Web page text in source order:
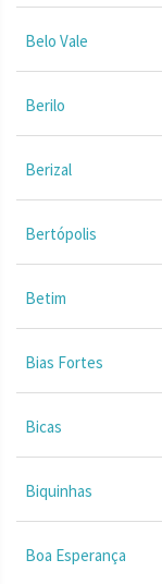
Belo Vale
Berilo
Berizal
Bertópolis
Betim
Bias Fortes
Bicas
Biquinhas
Boa Esperança